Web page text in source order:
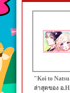
"Koi to
ล่าสุดของ อ